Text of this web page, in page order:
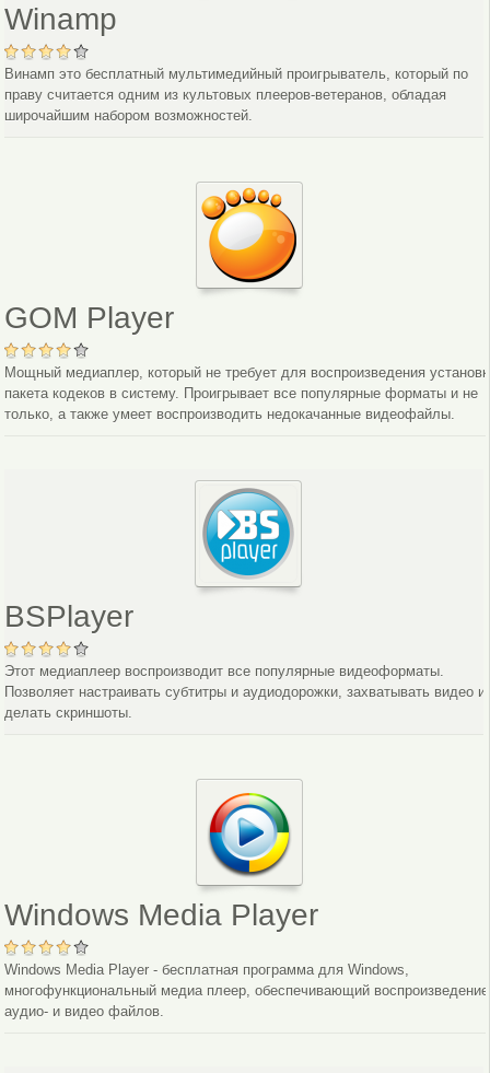
Winamp
Винамп это бесплатный мультимедийный проигрыватель, который по
праву считается одним из культовых плееров-ветеранов, обладая
широчайшим набором возможностей.
GOM Player
Мощный медиаплер, который не требует для воспроизведения
пакета кодеков в систему. Проигрывает все популярные форматы и не
только, а также умеет воспроизводить недокачанные видеофайлы.
BSPlayer
Этот медиаплеер воспроизводит все популярные видеоформаты.
Позволяет настраивать субтитры и аудиодорожки, захватывать видео и
делать скриншоты.
Windows Media Player
Windows Media Player - бесплатная программа для Windows,
многофункциональный медиа плеер, обеспечивающий воспроизведение
аудио- и видео файлов.